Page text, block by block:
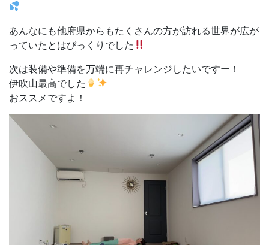
あんなにも他府県からもたくさんの方が訪れる世界が広が
っていたとはびっくりでした
次は装備や準備を万端に再チャレンジしたいですー！
伊吹山最高でした
おススメですよ！